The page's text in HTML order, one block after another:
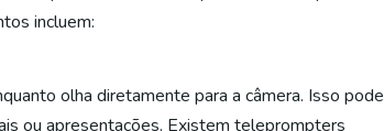
incluem:
olha diretamente para a câmera. Isso pode
ou apresentações. Existem teleprompters